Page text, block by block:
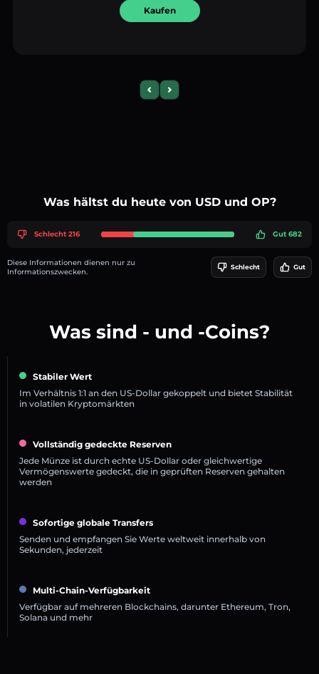
Kaufen
Previous slide
Next slide
Was hältst du heute von USD und OP?
Schlecht 216 Gut 682
Diese Informationen dienen nur zu
Informationszwecken.
Schlecht Gut
Was sind - und -Coins?
Stabiler Wert
Im Verhältnis 1:1 an den US-Dollar gekoppelt und bietet Stabilität
in volatilen Kryptomärkten
Vollständig gedeckte Reserven
Jede Münze ist durch echte US-Dollar oder gleichwertige
Vermögenswerte gedeckt, die in geprüften Reserven gehalten
werden
Sofortige globale Transfers
Senden und empfangen Sie Werte weltweit innerhalb von
Sekunden, jederzeit
Multi-Chain-Verfügbarkeit
Verfügbar auf mehreren Blockchains, darunter Ethereum, Tron,
Solana und mehr